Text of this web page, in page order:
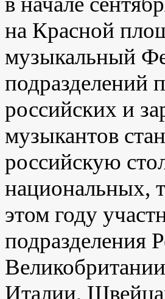
на Красной
музыкальный
подразделений
российских и
музыкантов
российскую
национальных,
этом году
подразделения
Италии,